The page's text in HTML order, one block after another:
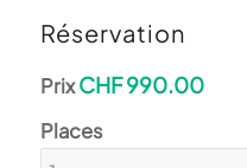
Réservation
PrixCHF 990.00
Places